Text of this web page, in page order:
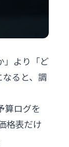
」より「ど
ると、調
算ログを
格表だけ